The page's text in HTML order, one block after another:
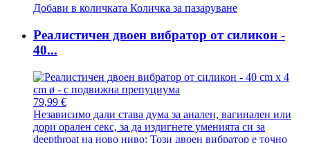
Добави в количката Количка за пазаруване
Реалистичен двоен вибратор от силикон -
40...
79,99 €
Независимо дали става дума за анален, вагинален или
дори орален секс, за да издигнете уменията си за
deepthroat на ново ниво: Този двоен вибратор е точно